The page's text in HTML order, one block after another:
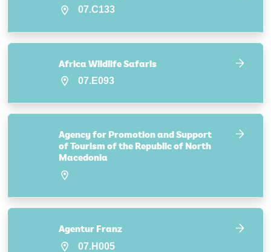
07.C133
Africa Wildlife Safaris
07.E093
Agency for Promotion and Support
of Tourism of the Republic of North
Macedonia
Agentur Franz
07.H005